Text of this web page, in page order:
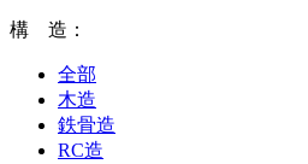
構 造：
全部
木造
鉄骨造
RC造